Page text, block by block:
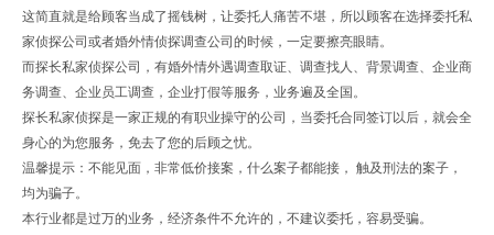
这简直就是给顾客当成了摇钱树，让委托人痛苦不堪，所以顾客在选择委托私
家侦探公司或者婚外情侦探调查公司的时候，一定要擦亮眼睛。
而探长私家侦探公司，有婚外情外遇调查取证、调查找人、背景调查、企业商
务调查、企业员工调查，企业打假等服务，业务遍及全国。
探长私家侦探是一家正规的有职业操守的公司，当委托合同签订以后，就会全
身心的为您服务，免去了您的后顾之忧。
温馨提示：不能见面，非常低价接案，什么案子都能接， 触及刑法的案子，
均为骗子。
本行业都是过万的业务，经济条件不允许的，不建议委托，容易受骗。